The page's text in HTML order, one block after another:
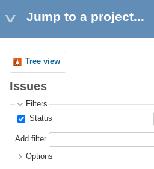
Jump to a project...
Tree view
Issues
Filters
Status
Add filter
Options